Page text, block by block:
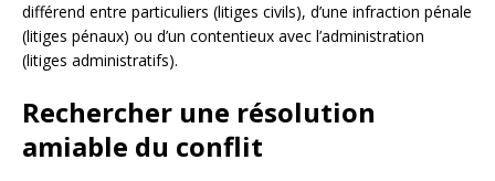
différend entre particuliers (litiges civils), d’une infraction pénale
(litiges pénaux) ou d’un contentieux avec l’administration
(litiges administratifs).
Rechercher une résolution
amiable du conflit